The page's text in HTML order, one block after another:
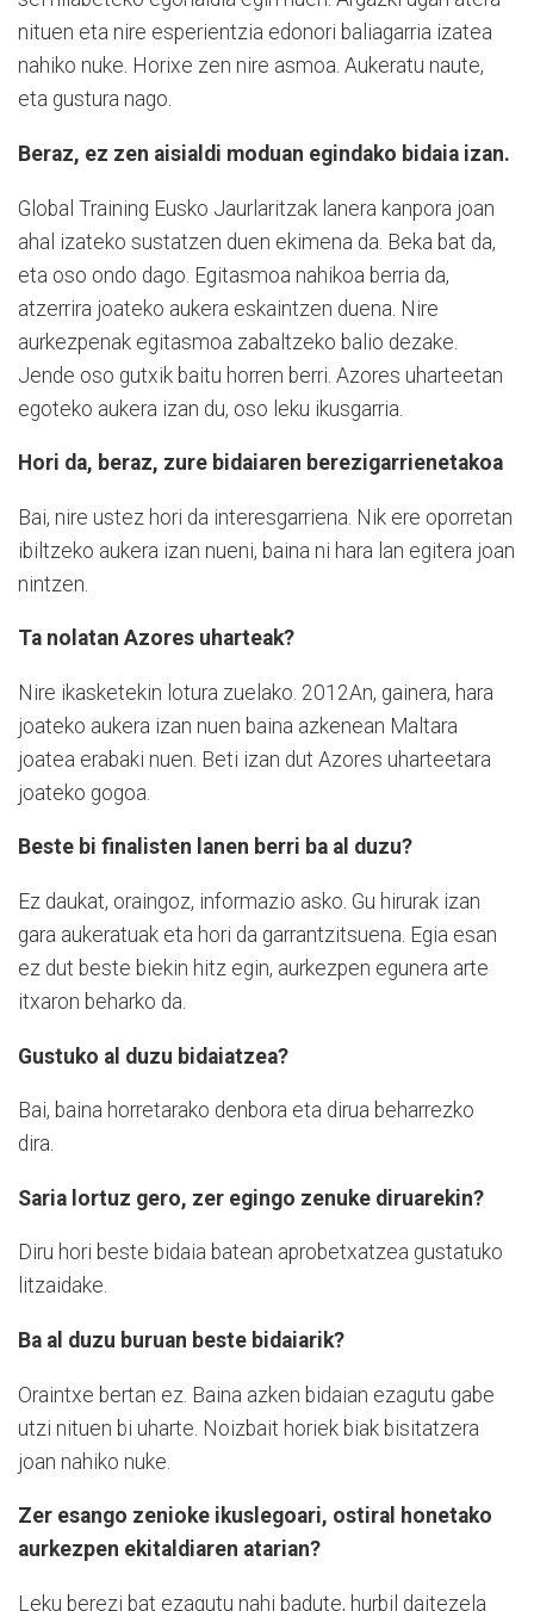
nituen eta nire esperientzia edonori baliagarria izatea
nahiko nuke. Horixe zen nire asmoa. Aukeratu naute,
eta gustura nago.
Beraz, ez zen aisialdi moduan egindako bidaia izan.
Global Training Eusko Jaurlaritzak lanera kanpora joan
ahal izateko sustatzen duen ekimena da. Beka bat da,
eta oso ondo dago. Egitasmoa nahikoa berria da,
atzerrira joateko aukera eskaintzen duena. Nire
aurkezpenak egitasmoa zabaltzeko balio dezake.
Jende oso gutxik baitu horren berri. Azores uharteetan
egoteko aukera izan du, oso leku ikusgarria.
Hori da, beraz, zure bidaiaren berezigarrienetakoa
Bai, nire ustez hori da interesgarriena. Nik ere oporretan
ibiltzeko aukera izan nueni, baina ni hara lan egitera joan
nintzen.
Ta nolatan Azores uharteak?
Nire ikasketekin lotura zuelako. 2012An, gainera, hara
joateko aukera izan nuen baina azkenean Maltara
joatea erabaki nuen. Beti izan dut Azores uharteetara
joateko gogoa.
Beste bi finalisten lanen berri ba al duzu?
Ez daukat, oraingoz, informazio asko. Gu hirurak izan
gara aukeratuak eta hori da garrantzitsuena. Egia esan
ez dut beste biekin hitz egin, aurkezpen egunera arte
itxaron beharko da.
Gustuko al duzu bidaiatzea?
Bai, baina horretarako denbora eta dirua beharrezko
dira.
Saria lortuz gero, zer egingo zenuke diruarekin?
Diru hori beste bidaia batean aprobetxatzea gustatuko
litzaidake.
Ba al duzu buruan beste bidaiarik?
Oraintxe bertan ez. Baina azken bidaian ezagutu gabe
utzi nituen bi uharte. Noizbait horiek biak bisitatzera
joan nahiko nuke.
Zer esango zenioke ikuslegoari, ostiral honetako
aurkezpen ekitaldiaren atarian?
Leku berezi bat ezagutu nahi badute, hurbil daitezela